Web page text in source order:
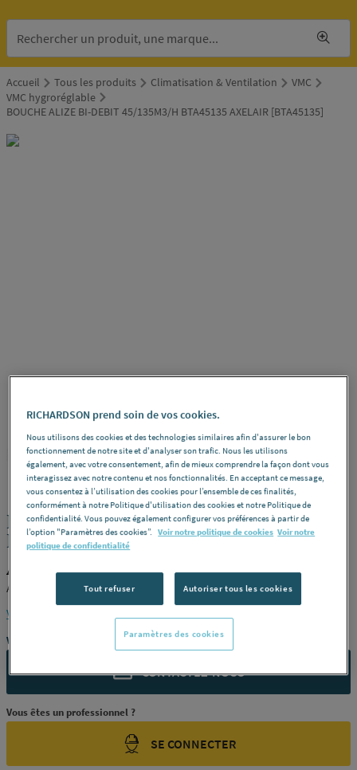
Accueil Tous les produits Climatisation & Ventilation
VMC
VMC hygroréglable
BOUCHE ALIZE BI-DEBIT 45/135M3/H BTA45135 AXELAIR [BTA45135]
AXELAIR REF : 227TH
BOUCHE ALIZE BI-DEBIT 45/135M3/H
BTA45135 AXELAIR [BTA45135]
AXELAIR BTA45135
AXELAIR [BTA45135]
Voir la description complète
Vous avez un projet ?
CONTACTEZ-NOUS
Vous êtes un professionnel ?
SE CONNECTER
RICHARDSON prend soin de vos cookies.
Nous utilisons des cookies et des technologies similaires afin d'assurer le bon
fonctionnement de notre site et d'analyser son trafic. Nous les utilisons
également, avec votre consentement, afin de mieux comprendre la façon dont vous
interagissez avec notre contenu et nos fonctionnalités. En acceptant ce message,
vous consentez à l’utilisation des cookies pour l’ensemble de ces finalités,
conformément à notre Politique d'utilisation des cookies et notre Politique de
confidentialité. Vous pouvez également configurer vos préférences à partir de
l’option "Paramètres des cookies”.
Voir notre politique de cookies Voir notre
politique de confidentialité
Tout refuser Autoriser tous les cookies
Paramètres des cookies